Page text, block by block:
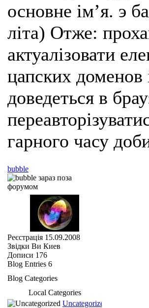
основне імʼя. э
літа) Отже:
актуалізовати
цапских доменов
доведеться в
гарного часу
bubble
Реєстрація 15.09.2008
Звідки Ви Киев
Дописи 176
Blog Entries 6
Blog Categories
Local Categories
Uncategorized